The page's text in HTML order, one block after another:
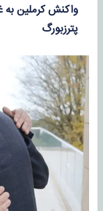
واکنش کرملین
پترزبورگ